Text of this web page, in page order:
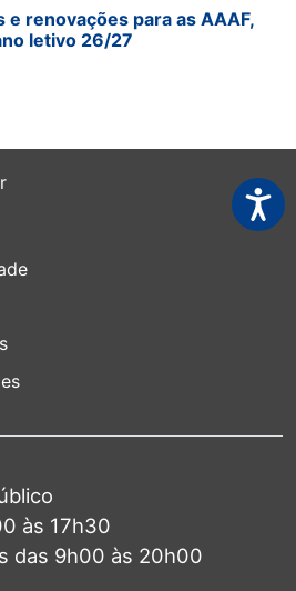
renovações para as AAAF,
letivo 26/27
às 17h30
das 9h00 às 20h00